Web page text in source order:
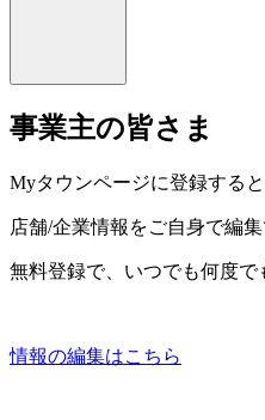
事業主の皆さま
Myタウンページに登録すると
店舗/企業情報をご自身で編
無料登録で、いつでも何度で
情報の編集はこちら